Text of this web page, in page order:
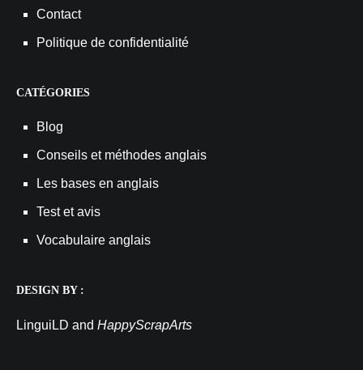
Contact
Politique de confidentialité
CATÉGORIES
Blog
Conseils et méthodes anglais
Les bases en anglais
Test et avis
Vocabulaire anglais
DESIGN BY :
LinguiLD and HappyScrapArts